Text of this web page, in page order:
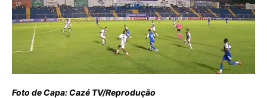
Foto de Capa: Cazé TV/Reprodução